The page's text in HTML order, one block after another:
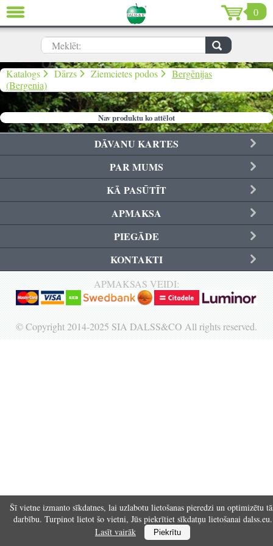
Šī vietne izmanto sīkdatnes, lai uzlabotu lietošanas pieredzi un optimizētu
darbību. Turpinot lietot šo vietni, Jūs piekrītiet sīkdatņu lietošanai dalss.eu.
Lasīt vairāk
Piekrītu
0
Meklēt:
Katalogs Dārzs Ziemcietes podos
Bergēnijas
(Bergenia)
Nav produktu ko attēlot
DĀVANU KARTES
PAR MUMS
KĀ PASŪTĪT
APMAKSA
PIEGĀDE
KONTAKTI
APMAKSAS VEIDI:
© Copyright 2014-2025 SIA DALSS&CO All rights reserved.
AIZVĒRT
Dārzs (637)
Māja (198)
De Luxe (15)
Izpārdošana (59)
Ziemassvētki & Jaunais gads (96)
Reģistrēties